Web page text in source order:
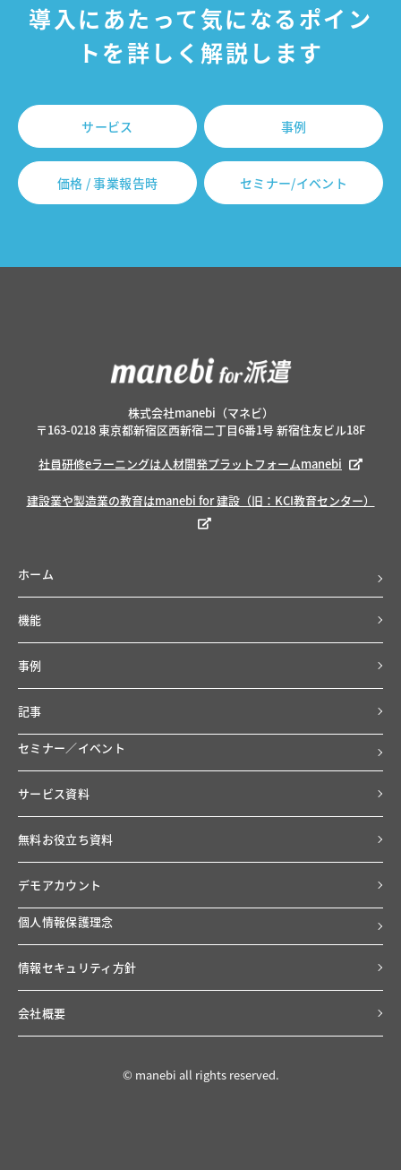
導入にあたって気になるポイン
トを詳しく解説します
サービス 事例
価格 / 事業報告時 セミナー/イベント
株式会社manebi（マネビ）
〒163-0218 東京都新宿区西新宿二丁目6番1号 新宿住友ビル18F
社員研修eラーニングは人材開発プラットフォームmanebi
建設業や製造業の教育はmanebi for 建設（旧：KCI教育センター）
ホーム
機能
事例
記事
セミナー／イベント
サービス資料
無料お役立ち資料
デモアカウント
個人情報保護理念
情報セキュリティ方針
会社概要
© manebi all rights reserved.